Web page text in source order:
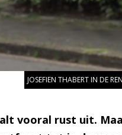
JOSEFIEN THABERT IN DE
vooral rust uit.